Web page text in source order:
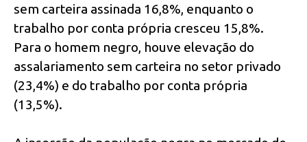
sem carteira assinada 16,8%, enquanto o
trabalho por conta própria cresceu 15,8%.
Para o homem negro, houve elevação do
assalariamento sem carteira no setor privado
(23,4%) e do trabalho por conta própria
(13,5%).